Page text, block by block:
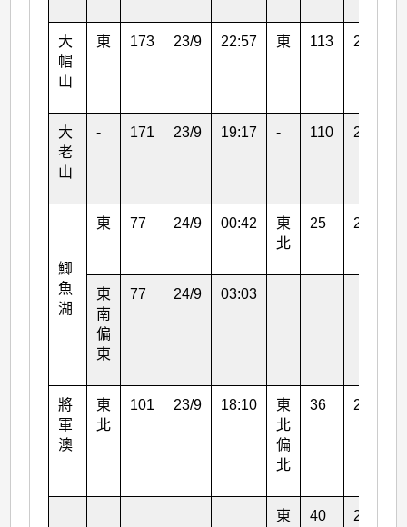
大
帽
山
東 173 23/9 22:57 東 113 24/9
大
老
山
- 171 23/9 19:17 - 110 23/9
鯽
魚
湖
東 77 24/9 00:42
東
北
25 23/9
東
南
偏
東
77 24/9 03:03
將
軍
澳
東
北
101 23/9 18:10
東
北
偏
北
36 23/9
東
40 24/9